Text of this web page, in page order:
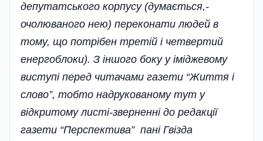
депутатського корпусу (думається,­
очолюваного нею) переконати людей в
тому, що потрібен третій і четвертий
енергоблоки). З іншого боку у іміджевому
виступі перед читачами газети “Життя і
слово”, тобто надрукованому тут у
відкритому листі-зверненні до редакції
газети “Перспектива” пані Гвізда